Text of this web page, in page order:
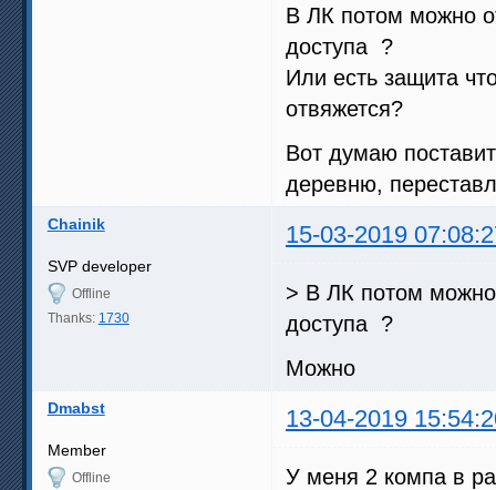
В ЛК потом можно
доступа ?
Или есть защита
отвяжется?
Вот думаю
деревню,
Chainik 15-03-2019
SVP developer
Offline
Thanks: 1730
> В ЛК потом
доступа ?
Можно
Dmabst 13-04-2019
Member
Offline
У меня 2 компа в